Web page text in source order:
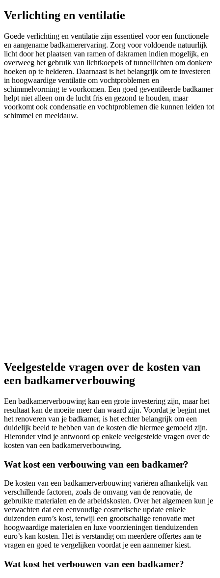
Verlichting en ventilatie
Goede verlichting en ventilatie zijn essentieel voor een functionele
en aangename badkamerervaring. Zorg voor voldoende natuurlijk
licht door het plaatsen van ramen of dakramen indien mogelijk, en
overweeg het gebruik van lichtkoepels of tunnellichten om donkere
hoeken op te helderen. Daarnaast is het belangrijk om te investeren
in hoogwaardige ventilatie om vochtproblemen en
schimmelvorming te voorkomen. Een goed geventileerde badkamer
helpt niet alleen om de lucht fris en gezond te houden, maar
voorkomt ook condensatie en vochtproblemen die kunnen leiden tot
schimmel en meeldauw.
Veelgestelde vragen over de kosten van
een badkamerverbouwing
Een badkamerverbouwing kan een grote investering zijn, maar het
resultaat kan de moeite meer dan waard zijn. Voordat je begint met
het renoveren van je badkamer, is het echter belangrijk om een
duidelijk beeld te hebben van de kosten die hiermee gemoeid zijn.
Hieronder vind je antwoord op enkele veelgestelde vragen over de
kosten van een badkamerverbouwing.
Wat kost een verbouwing van een badkamer?
De kosten van een badkamerverbouwing variëren afhankelijk van
verschillende factoren, zoals de omvang van de renovatie, de
gebruikte materialen en de arbeidskosten. Over het algemeen kun je
verwachten dat een eenvoudige cosmetische update enkele
duizenden euro’s kost, terwijl een grootschalige renovatie met
hoogwaardige materialen en luxe voorzieningen tienduizenden
euro’s kan kosten. Het is verstandig om meerdere offertes aan te
vragen en goed te vergelijken voordat je een aannemer kiest.
Wat kost het verbouwen van een badkamer?